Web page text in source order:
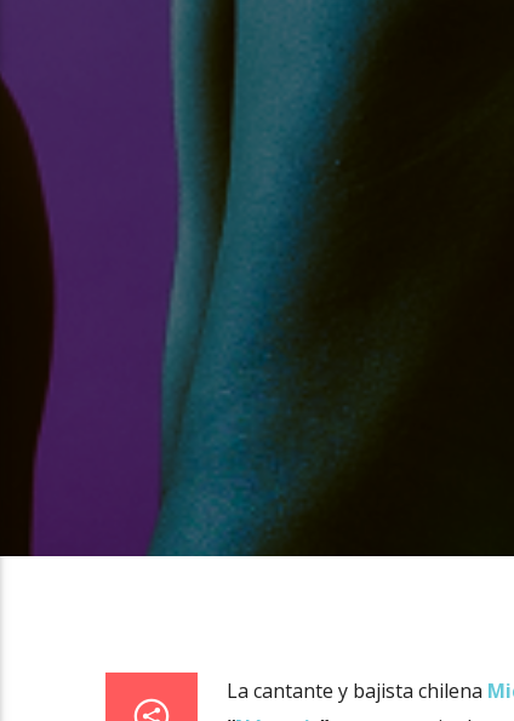
La cantante y bajista chilena